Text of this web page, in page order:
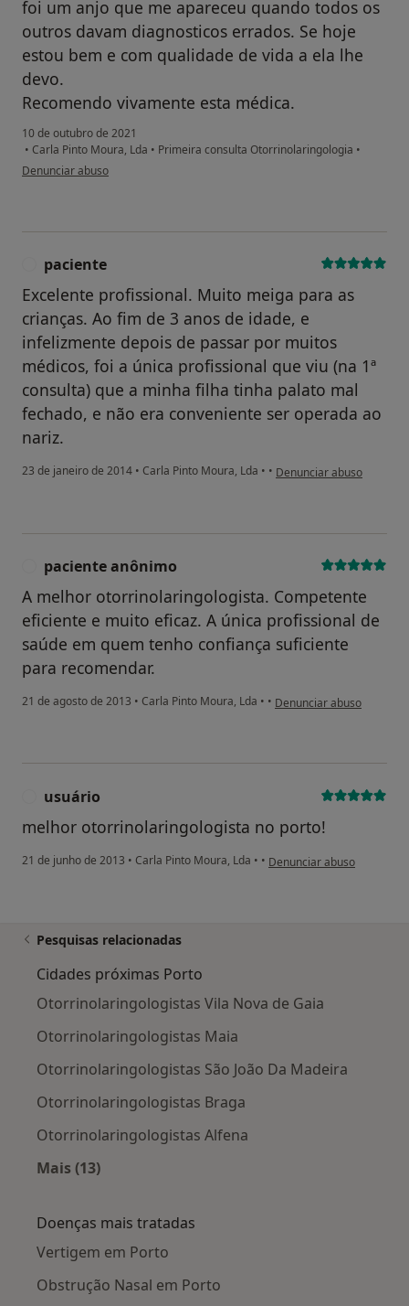
foi um anjo que me apareceu quando todos os
outros davam diagnosticos errados. Se hoje
estou bem e com qualidade de vida a ela lhe
devo.
Recomendo vivamente esta médica.
10 de outubro de 2021
• Carla Pinto Moura, Lda • Primeira consulta Otorrinolaringologia •
na opinião do utilizador Conta eliminada
Denunciar abuso
paciente
Excelente profissional. Muito meiga para as
crianças. Ao fim de 3 anos de idade, e
infelizmente depois de passar por muitos
médicos, foi a única profissional que viu (na 1ª
consulta) que a minha filha tinha palato mal
fechado, e não era conveniente ser operada ao
nariz.
23 de janeiro de 2014 • Carla Pinto Moura, Lda • • na opinião do utilizador
Denunciar abuso
paciente anônimo
A melhor otorrinolaringologista. Competente
eficiente e muito eficaz. A única profissional de
saúde em quem tenho confiança suficiente
para recomendar.
21 de agosto de 2013 • Carla Pinto Moura, Lda • • na opinião do utilizador
Denunciar abuso
usuário
melhor otorrinolaringologista no porto!
21 de junho de 2013 • Carla Pinto Moura, Lda • • na opinião do utilizador
Denunciar abuso
Pesquisas relacionadas
Cidades próximas Porto
Otorrinolaringologistas Vila Nova de Gaia
Otorrinolaringologistas Maia
Otorrinolaringologistas São João Da Madeira
Otorrinolaringologistas Braga
Otorrinolaringologistas Alfena
Mais (13)
Doenças mais tratadas
Vertigem em Porto
Obstrução Nasal em Porto